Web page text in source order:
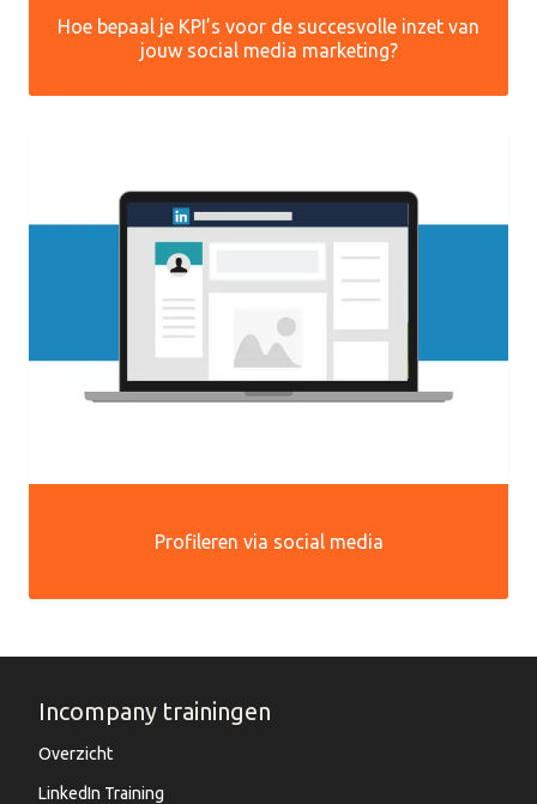
Hoe bepaal je KPI’s voor de succesvolle inzet van
jouw social media marketing?
Profileren via social media
Incompany trainingen
Overzicht
LinkedIn Training